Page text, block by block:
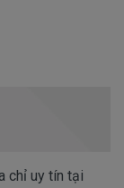
chỉ uy tín tại